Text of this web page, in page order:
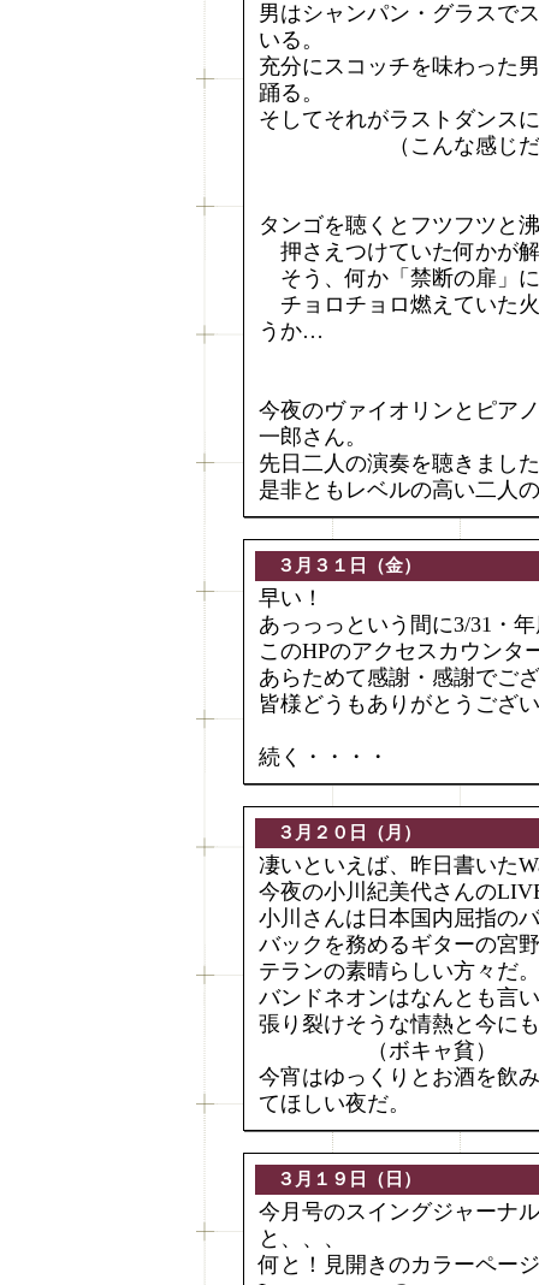
男はシャンパン・グラスで
いる。
充分にスコッチを味わった
踊る。
そしてそれがラストダンス
（こんな感じだ
タンゴを聴くとフツフツと
押さえつけていた何かが
そう、何か「禁断の扉」
チョロチョロ燃えていた
うか…
今夜のヴァイオリンとピア
一郎さん。
先日二人の演奏を聴きま
是非ともレベルの高い二人
３月３１日（金）
早い！
あっっっという間に3/31・
このHPのアクセスカウンタ
あらためて感謝・感謝でご
皆様どうもありがとうござ
続く・・・・
３月２０日（月）
凄いといえば、昨日書いた
今夜の小川紀美代さんの
小川さんは日本国内屈指の
バックを務めるギターの宮
テランの素晴らしい方々だ。
バンドネオンはなんとも言
張り裂けそうな情熱と今に
（ボキャ貧）
今宵はゆっくりとお酒を飲
てほしい夜だ。
３月１９日（日）
今月号のスイングジャーナ
と、、、
何と！見開きのカラーペー